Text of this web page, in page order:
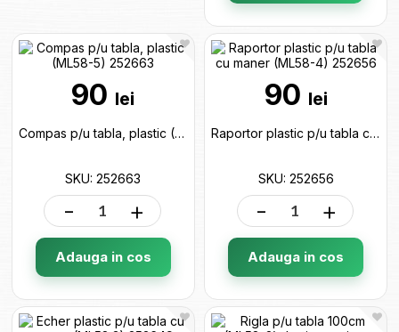
90 lei
Compas p/u tabla, plastic (ML58-5) 252663
SKU: 252663
- +
Adauga in cos
90 lei
Raportor plastic p/u tabla cu maner (ML58-4) 252656
SKU: 252656
- +
Adauga in cos